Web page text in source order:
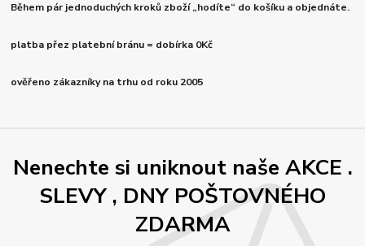
Během pár jednoduchých kroků zboží „hodíte“ do košíku a objednáte.
platba přez platební bránu = dobírka 0Kč
ověřeno zákazníky na trhu od roku 2005
Nenechte si uniknout naše AKCE .
SLEVY , DNY POŠTOVNÉHO
ZDARMA